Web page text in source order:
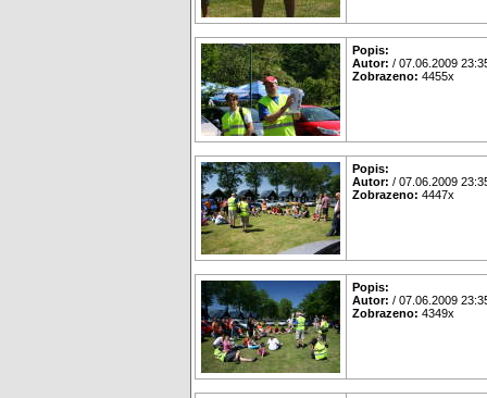
Popis:
Autor: / 07.06.2009
Zobrazeno: 4455x
Popis:
Autor: / 07.06.2009
Zobrazeno: 4447x
Popis:
Autor: / 07.06.2009
Zobrazeno: 4349x